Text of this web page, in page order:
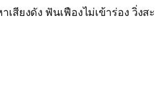
สียงดัง ฟันเฟืองไม่เข้าร่อง วิ่ง